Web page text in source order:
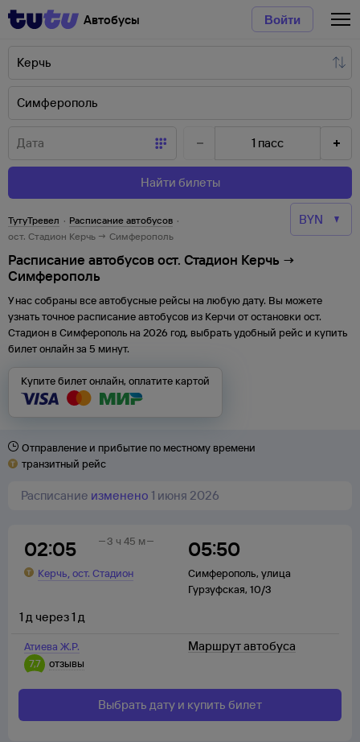
Автобусы Войти
1 пасс
Найти билеты
ТутуТревел · Расписание автобусов ·
ост. Стадион Керчь → Симферополь
Расписание автобусов ост. Стадион Керчь →
Симферополь
У нас собраны все автобусные рейсы на любую дату. Вы можете
узнать точное расписание автобусов из Керчи отостановки ост.
Стадион в Симферополь на 2026 год, выбрать удобный рейс и купить
билет онлайн за 5 минут.
Купите билет онлайн, оплатите картой
Отправление и прибытие по местному времени
транзитный рейс
Расписание изменено 1 июня 2026
02:05
Керчь,ост. Стадион
05:50
Симферополь, улица
Гурзуфская, 10/3
3 ч 45 м
Атиева Ж.Р.
7,7
отзывы
1 д через1 д
Маршрут автобуса
Выбрать дату и купить билет